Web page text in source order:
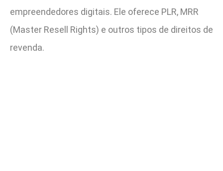
empreendedores digitais. Ele oferece PLR, MRR
(Master Resell Rights) e outros tipos de direitos de
revenda.